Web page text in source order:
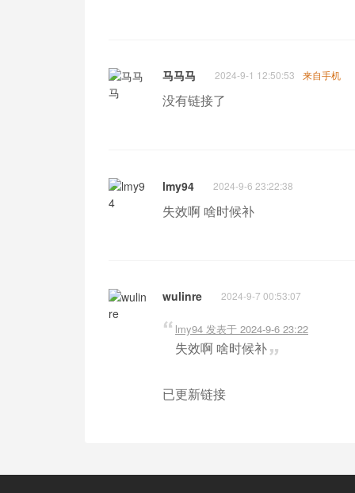
马马马 2024-9-1 12:50:53 来自手机
没有链接了
lmy94 2024-9-6 23:22:38
失效啊 啥时候补
wulinre 2024-9-7 00:53:07
lmy94 发表于 2024-9-6 23:22
失效啊 啥时候补
已更新链接